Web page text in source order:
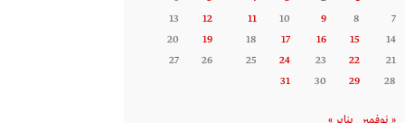
7
8
9
10
11
12
13
14
15
16
17
18
19
20
21
22
23
24
25
26
27
28
29
30
31
« نوفمبر يناير »